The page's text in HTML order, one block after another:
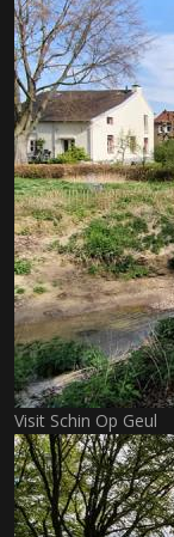
Visit Schin Op Geul